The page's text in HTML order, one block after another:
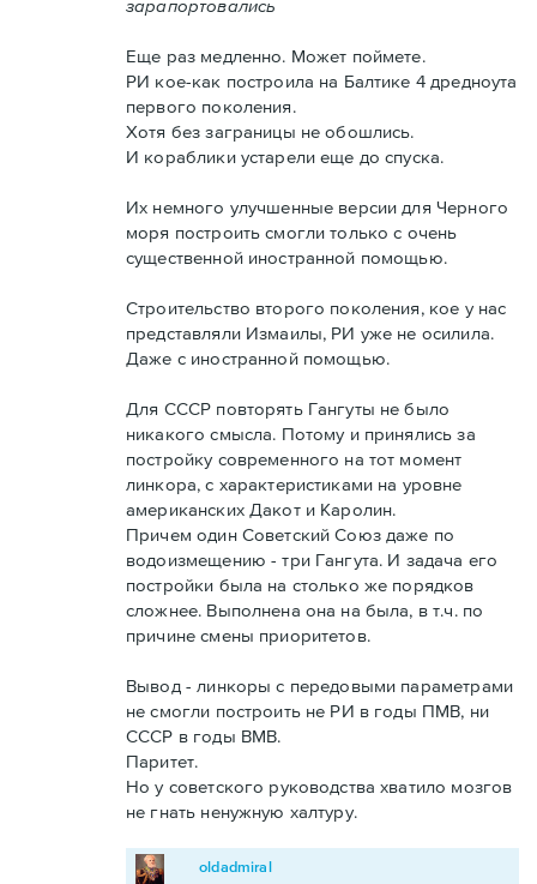
зарапортовались
Еще раз медленно. Может поймете.
РИ кое-как построила на Балтике 4 дредноута
первого поколения.
Хотя без заграницы не обошлись.
И кораблики устарели еще до спуска.
Их немного улучшенные версии для Черного
моря построить смогли только с очень
существенной иностранной помощью.
Строительство второго поколения, кое у нас
представляли Измаилы, РИ уже не осилила.
Даже с иностранной помощью.
Для СССР повторять Гангуты не было
никакого смысла. Потому и принялись за
постройку современного на тот момент
линкора, с характеристиками на уровне
американских Дакот и Каролин.
Причем один Советский Союз даже по
водоизмещению - три Гангута. И задача его
постройки была на столько же порядков
сложнее. Выполнена она на была, в т.ч. по
причине смены приоритетов.
Вывод - линкоры с передовыми параметрами
не смогли построить не РИ в годы ПМВ, ни
СССР в годы ВМВ.
Паритет.
Но у советского руководства хватило мозгов
не гнать ненужную халтуру.
oldadmiral